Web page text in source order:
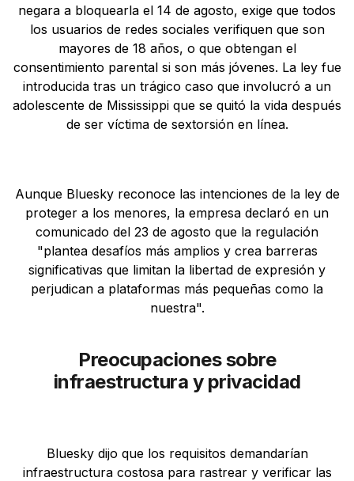
negara a bloquearla el 14 de agosto, exige que todos
los usuarios de redes sociales verifiquen que son
mayores de 18 años, o que obtengan el
consentimiento parental si son más jóvenes. La ley fue
introducida tras un trágico caso que involucró a un
adolescente de Mississippi que se quitó la vida después
de ser víctima de sextorsión en línea.
Aunque Bluesky reconoce las intenciones de la ley de
proteger a los menores, la empresa declaró en un
comunicado del 23 de agosto que la regulación
"plantea desafíos más amplios y crea barreras
significativas que limitan la libertad de expresión y
perjudican a plataformas más pequeñas como la
nuestra".
Preocupaciones sobre
infraestructura y privacidad
Bluesky dijo que los requisitos demandarían
infraestructura costosa para rastrear y verificar las